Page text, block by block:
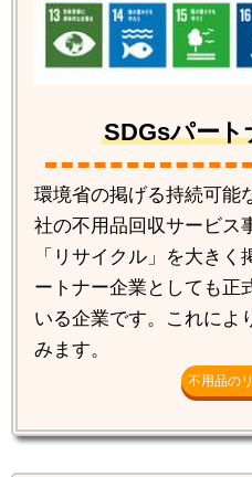
SDGsパート
環境省の掲げる持続可能
社の不用品回収サービス
「リサイクル」を大き
ートナー企業としても正
いる企業です。これによ
みます。
不用品の